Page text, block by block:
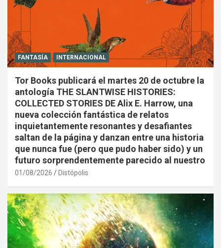
FANTASÍA INTERNACIONAL
Tor Books publicará el martes 20 de octubre la
antología THE SLANTWISE HISTORIES:
COLLECTED STORIES DE Alix E. Harrow, una
nueva colección fantástica de relatos
inquietantemente resonantes y desafiantes
saltan de la página y danzan entre una historia
que nunca fue (pero que pudo haber sido) y un
futuro sorprendentemente parecido al nuestro
01/08/2026 Distópolis